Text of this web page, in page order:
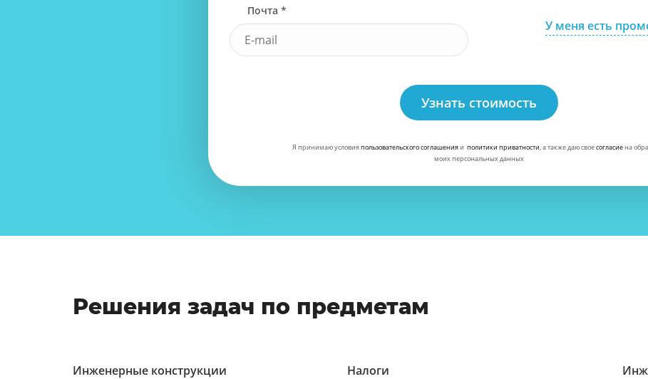
Почта *
У меня есть
Узнать стоимость
Я принимаю условияпользовательского соглашенияи политики приватности, а также даю своесогласиена
моих персональных данных
Решения задач по предметам
Инженерные конструкции
Налоги